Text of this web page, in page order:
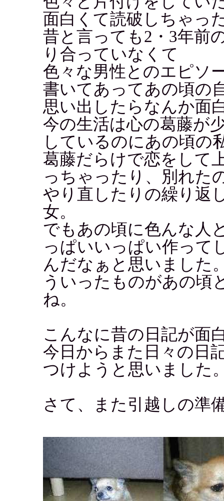
面白くて読破しちゃっ
昔と言っても2・3年前
り合っていなくて
色々な男性とのエピソ
書いてあってあの頃の
思い出したらなんか面
今の生活は心の葛藤が
しているのにあの頃の
葛藤だらけで恋をして
っちゃったり、別れた
やり直したりの繰り返
女。
でもあの頃に色んな人
っぱいいっぱい作って
んだなぁと思いました
ういったものがあの頃
ね。
こんなに昔の日記が面
今日からまた日々の日
つけようと思いました
さて、また引越しの準